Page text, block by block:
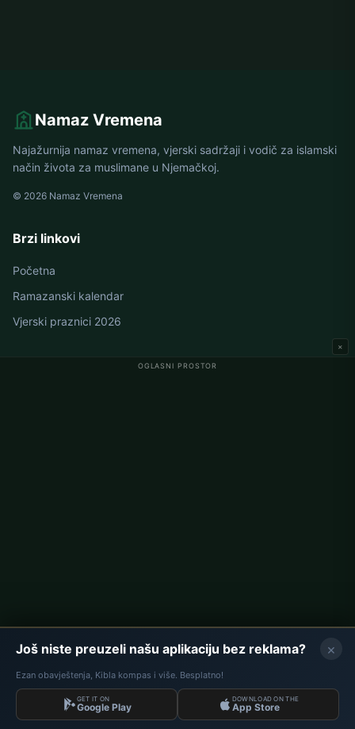
OGLASNI PROSTOR
×
Namaz Vremena
Najažurnija namaz vremena, vjerski sadržaji i vodič za islamski
način života za muslimane u Njemačkoj.
© 2026 Namaz Vremena
Brzi linkovi
Početna
Ramazanski kalendar
Vjerski praznici 2026
Namaz vremena u Njemačkoj
Podaci: Diyanet İşleri Başkanlığı | Namaz Vremena © 2026
×
Još niste preuzeli našu aplikaciju bez reklama?
Ezan obavještenja, Kibla kompas i više. Besplatno!
GET IT ON
Google Play
DOWNLOAD ON THE
App Store